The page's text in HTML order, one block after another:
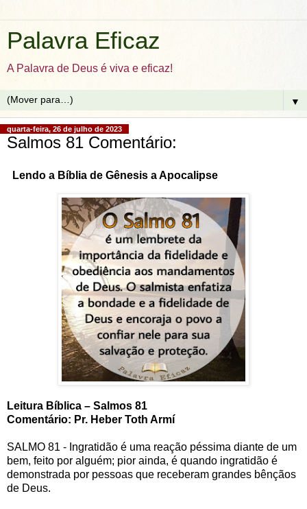
Palavra Eficaz
A Palavra de Deus é viva e eficaz!
▼
quarta-feira, 26 de julho de 2023
Salmos 81 Comentário:
Lendo a Bíblia de Gênesis a Apocalipse
Leitura Bíblica – Salmos 81
Comentário: Pr. Heber Toth Armí
SALMO 81 - Ingratidão é uma reação péssima diante de um
bem, feito por alguém; pior ainda, é quando ingratidão é
demonstrada por pessoas que receberam grandes bênçãos
de Deus.